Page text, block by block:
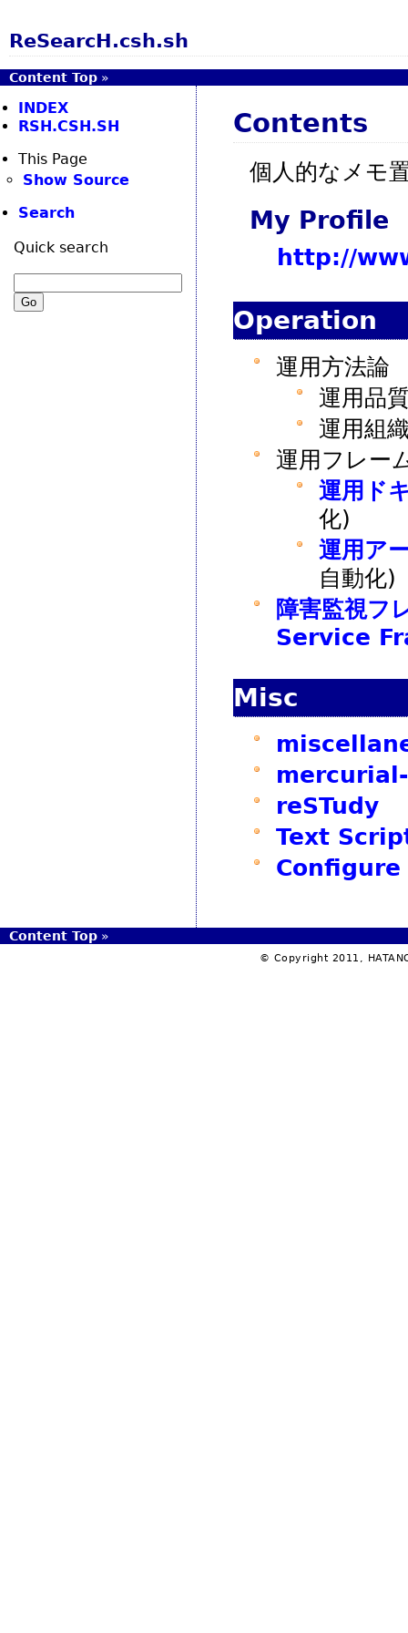
ReSearcH.csh.sh
Content Top »
Contents
個人的なメモ
My Profile
http://
Operation
運用方法論
運用品
運用組
運用フレー
運用ド
化)
運用ア
自動化)
障害監視
Service
Misc
reSTudy
Text
Configure
INDEX
RSH.CSH.SH
This Page
Show Source
Search
Quick search
Content Top »
© Copyright 2011,